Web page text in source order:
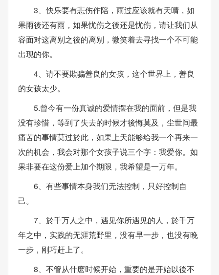
3、快乐要有悲伤作陪，雨过应该就有天晴，如
果雨後还有雨，如果忧伤之後还是忧伤，请让我们从
容面对这离别之後的离别，微笑着去寻找一个不可能
出现的你。
4、请不要欺骗善良的女孩，这个世界上，善良
的女孩太少。
5.曾今有一份真诚的爱情摆在我的面前，但是我
没有珍惜，等到了失去的时候才後悔莫及，尘世间最
痛苦的事情莫过於此，如果上天能够给我一个再来一
次的机会，我会对那个女孩子说三个字：我爱你。如
果非要在这份爱上加个期限，我希望是一万年。
6、有些事情本身我们无法控制，只好控制自
己。
7、於千万人之中，遇见你所遇见的人，於千万
年之中，实践的无涯荒野里，没有早一步，也没有晚
一步，刚巧赶上了。
8、不管从什麽时候开始，重要的是开始以後不